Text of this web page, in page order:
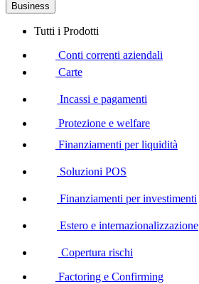
Business
Tutti i Prodotti
Conti correnti aziendali
Carte
Incassi e pagamenti
Protezione e welfare
Finanziamenti per liquidità
Soluzioni POS
Finanziamenti per investimenti
Estero e internazionalizzazione
Copertura rischi
Factoring e Confirming